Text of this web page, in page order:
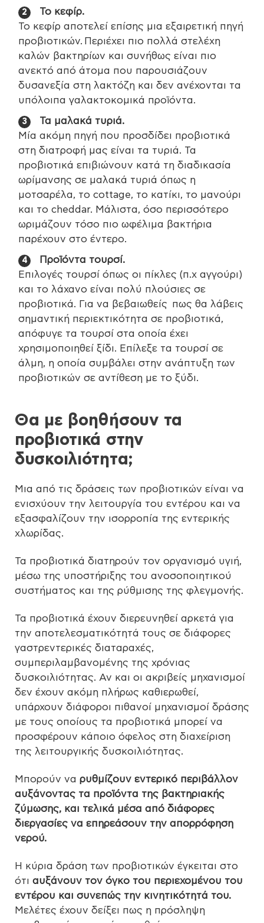
Το κεφίρ.
Το κεφίρ αποτελεί επίσης μια εξαιρετική πηγή
προβιοτικών. Περιέχει πιο πολλά στελέχη
καλών βακτηρίων και συνήθως είναι πιο
ανεκτό από άτομα που παρουσιάζουν
δυσανεξία στη λακτόζη και δεν ανέχονται τα
υπόλοιπα γαλακτοκομικά προϊόντα.
Τα μαλακά τυριά.
Μία ακόμη πηγή που προσδίδει προβιοτικά
στη διατροφή μας είναι τα τυριά. Τα
προβιοτικά επιβιώνουν κατά τη διαδικασία
ωρίμανσης σε μαλακά τυριά όπως η
μοτσαρέλα, το cottage, το κατίκι, το μανούρι
και το cheddar. Μάλιστα, όσο περισσότερο
ωριμάζουν τόσο πιο ωφέλιμα βακτήρια
παρέχουν στο έντερο.
Προϊόντα τουρσί.
Επιλογές τουρσί όπως οι πίκλες (π.χ αγγούρι)
και το λάχανο είναι πολύ πλούσιες σε
προβιοτικά. Για να βεβαιωθείς πως θα λάβεις
σημαντική περιεκτικότητα σε προβιοτικά,
απόφυγε τα τουρσί στα οποία έχει
χρησιμοποιηθεί ξίδι. Επίλεξε τα τουρσί σε
άλμη, η οποία συμβάλει στην ανάπτυξη των
προβιοτικών σε αντίθεση με το ξύδι.
Θα με βοηθήσουν τα
προβιοτικά στην
δυσκοιλιότητα;
Μια από τις δράσεις των προβιοτικών είναι να
ενισχύουν την λειτουργία του εντέρου και να
εξασφαλίζουν την ισορροπία της εντερικής
χλωρίδας.
Τα προβιοτικά διατηρούν τον οργανισμό υγιή,
μέσω της υποστήριξης του ανοσοποιητικού
συστήματος και της ρύθμισης της φλεγμονής.
Τα προβιοτικά έχουν διερευνηθεί αρκετά για
την αποτελεσματικότητά τους σε διάφορες
γαστρεντερικές διαταραχές,
συμπεριλαμβανομένης της χρόνιας
δυσκοιλιότητας. Αν και οι ακριβείς μηχανισμοί
δεν έχουν ακόμη πλήρως καθιερωθεί,
υπάρχουν διάφοροι πιθανοί μηχανισμοί δράσης
με τους οποίους τα προβιοτικά μπορεί να
προσφέρουν κάποιο όφελος στη διαχείριση
της λειτουργικής δυσκοιλιότητας.
Μπορούν να ρυθμίζουν εντερικό περιβάλλον
αυξάνοντας τα προϊόντα της βακτηριακής
ζύμωσης, και τελικά μέσα από διάφορες
διεργασίες να επηρεάσουν την απορρόφηση
νερού.
Η κύρια δράση των προβιοτικών έγκειται στο
ότι αυξάνουν τον όγκο του περιεχομένου του
εντέρου και συνεπώς την κινητικότητά του.
Μελέτες έχουν δείξει πως η πρόσληψη